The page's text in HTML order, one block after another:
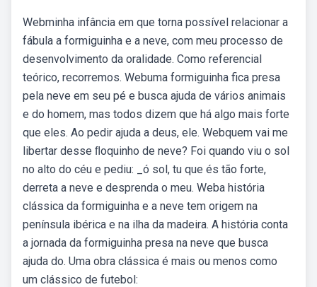
Webminha infância em que torna possível relacionar a
fábula a formiguinha e a neve, com meu processo de
desenvolvimento da oralidade. Como referencial
teórico, recorremos. Webuma formiguinha fica presa
pela neve em seu pé e busca ajuda de vários animais
e do homem, mas todos dizem que há algo mais forte
que eles. Ao pedir ajuda a deus, ele. Webquem vai me
libertar desse ﬂoquinho de neve? Foi quando viu o sol
no alto do céu e pediu: _ó sol, tu que és tão forte,
derreta a neve e desprenda o meu. Weba história
clássica da formiguinha e a neve tem origem na
península ibérica e na ilha da madeira. A história conta
a jornada da formiguinha presa na neve que busca
ajuda do. Uma obra clássica é mais ou menos como
um clássico de futebol: